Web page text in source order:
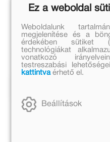
3 999 Ft
3 279 Ft
Kosárba
Ez a weboldal
Weboldalunk
megjelenítése és a
érdekében sütiket
technológiákat
vonatkozó
testreszabási
kattintvaérhető el.
Beállítások